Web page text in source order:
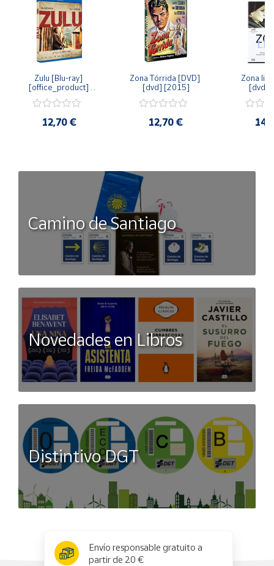
Zulu [Blu-ray]
[office_product]
12,70 €
Zona Tórrida [DVD]
[dvd] [2015]
12,70 €
Zona
[dvd]
Camino de Santiago
Novedades en Libros
Distintivo DGT
Envío responsable gratuito a
partir de 20 €